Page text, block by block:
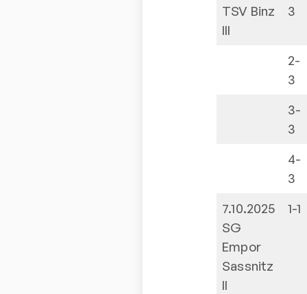
TSV Binz
III
3
2-
3
3-
3
4-
3
7.10.2025
SG
Empor
Sassnitz
II
1-1